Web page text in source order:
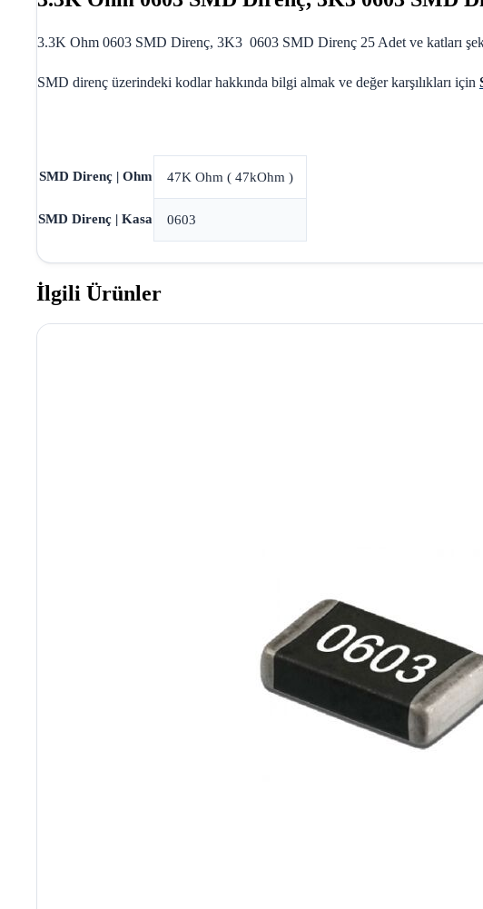
3.3K Ohm 0603 SMD Direnç, 3K3 0603 SMD Direnç 25 Adet ve katları
SMD direnç üzerindeki kodlar hakkında bilgi almak ve değer karşılıkları için
SMD Direnç | Ohm 47K Ohm ( 47kOhm )
SMD Direnç | Kasa 0603
İlgili Ürünler